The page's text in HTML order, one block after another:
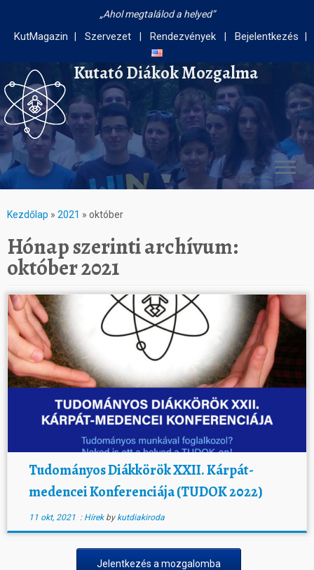
Ahol megtalálod a helyed
KutMagazin Szervezet Rendezvények Bejelentkezés
Kutató Diákok Mozgalma
Kezdőlap » 2021 » október
Hónap szerinti archívum:
október 2021
Tudományos Diákkörök XXII. Kárpát-
medencei Konferenciája (TUDOK 2022)
11 okt, 2021: Hírek by kutdiakiroda
Jelentkezés a mozgalomba